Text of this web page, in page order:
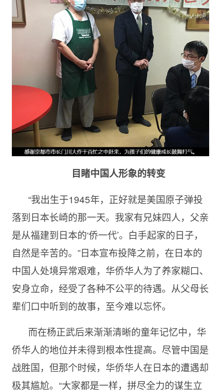
目睹中国人形象的转变
“我出生于1945年，正好就是美国原子弹投
落到日本长崎的那一天。我家有兄妹四人，父亲
是从福建到日本的‘侨一代’。白手起家的日子，
自然是辛苦的。”日本宣布投降之前，在日本的
中国人处境异常艰难，华侨华人为了养家糊口、
安身立命，经受了各种不公平的待遇。从父母长
辈们口中听到的故事，至今难以忘怀。
而在杨正武后来渐渐清晰的童年记忆中，华
侨华人的地位并未得到根本性提高。尽管中国是
战胜国，但那个时候，华侨华人在日本的遭遇却
极其尴尬。“大家都是一样，拼尽全力的谋生立